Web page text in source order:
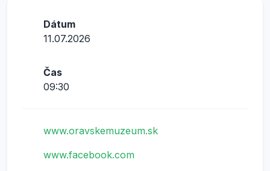
Dátum
11.07.2026
Čas
09:30
www.oravskemuzeum.sk
www.facebook.com